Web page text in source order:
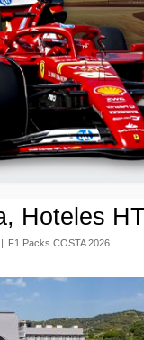
Hoteles
| F1 Packs COSTA 2026